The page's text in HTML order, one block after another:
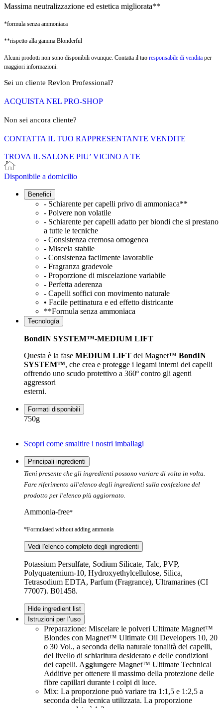
Massima neutralizzazione ed estetica migliorata**
*formula senza ammoniaca
**rispetto alla gamma Blonderful
Alcuni prodotti non sono disponibili ovunque. Contatta il tuo responsabile di vendita per
maggiori informazioni.
Sei un cliente Revlon Professional?
ACQUISTA NEL PRO-SHOP
Non sei ancora cliente?
CONTATTA IL TUO RAPPRESENTANTE VENDITE
TROVA IL SALONE PIU’ VICINO A TE
Disponibile a domicilio
Benefici
- Schiarente per capelli privo di ammoniaca**
- Polvere non volatile
- Schiarente per capelli adatto per biondi che si prestano
a tutte le tecniche
- Consistenza cremosa omogenea
- Miscela stabile
- Consistenza facilmente lavorabile
- Fragranza gradevole
- Proporzione di miscelazione variabile
- Perfetta aderenza
- Capelli soffici con movimento naturale
• Facile pettinatura e ed effetto districante
**Formula senza ammoniaca
Tecnología
BondIN SYSTEM™-MEDIUM LIFT
Questa è la fase MEDIUM LIFT del Magnet™ BondIN
SYSTEM™, che crea e protegge i legami interni dei capelli
offrendo uno scudo protettivo a 360º contro gli agenti
aggressori
esterni.
Formati disponibili
750g
Scopri come smaltire i nostri imballagi
Principali ingredienti
Tieni presente che gli ingredienti possono variare di volta in volta.
Fare riferimento all'elenco degli ingredienti sulla confezione del
prodotto per l'elenco più aggiornato.
Ammonia-free*
*Formulated without adding ammonia
Vedi l'elenco completo degli ingredienti
Potassium Persulfate, Sodium Silicate, Talc, PVP,
Polyquaternium-10, Hydroxyethylcellulose, Silica,
Tetrasodium EDTA, Parfum (Fragrance), Ultramarines (CI
77007). B01458.
Hide ingredient list
Istruzioni per l’uso
Preparazione: Miscelare le polveri Ultimate Magnet™
Blondes con Magnet™ Ultimate Oil Developers 10, 20
o 30 Vol., a seconda della naturale tonalità dei capelli,
del livello di schiaritura desiderato e delle condizioni
dei capelli. Aggiungere Magnet™ Ultimate Technical
Additive per ottenere il massimo della protezione delle
fibre capillari durante i colpi di luce.
Mix: La proporzione può variare tra 1:1,5 e 1:2,5 a
seconda della tecnica utilizzata. La proporzione